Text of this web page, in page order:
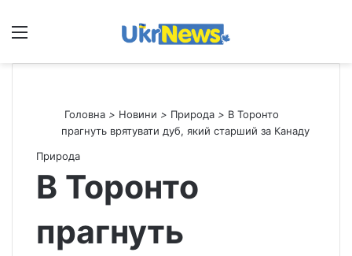
Меню
Головна > Новини > Природа > В Торонто
прагнуть врятувати дуб, який старший за Канаду
Природа
В Торонто
прагнуть